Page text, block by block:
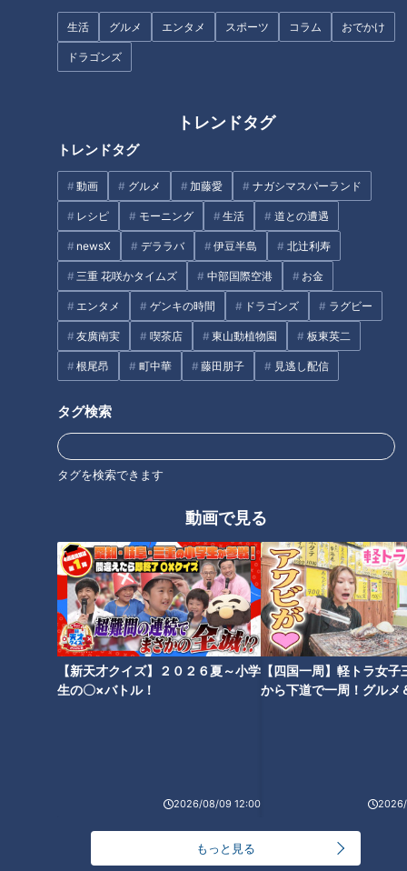
生活 グルメ エンタメ スポーツ コラム おでかけ
ドラゴンズ
トレンドタグ
トレンドタグ
動画 グルメ 加藤愛 ナガシマスパーランド
レシピ モーニング 生活 道との遭遇
newsX デララバ 伊豆半島 北辻利寿
三重 花咲かタイムズ 中部国際空港 お金
エンタメ ゲンキの時間 ドラゴンズ ラグビー
友廣南実 喫茶店 東山動植物園 板東英二
根尾昂 町中華 藤田朋子 見逃し配信
タグ検索
タグを検索できます
動画で見る
【新天才クイズ】２０２６夏～小学
生の〇×バトル！
2026/08/09 12:00
【四国一周】軽トラ女子
から下道で一周！グルメ
もっと見る
理不尽、不条理、そして無駄の
オンパレード！憲伸・井端が当
時を嘆く“高校野球謎の練習”
【切り抜きみてちょ】夏目アナ
ナ #古川アナ #沢アナ #おつま
み #コストコ
名古屋に今年オープンした焼肉
店対決！ 肉好き人気プロレスラ
ー棚橋弘至が勝手にジャッジ！
クラスの女子は『国宝』と呼
ぶ…進学校の強豪卓球部にいた
イケメン主将 歩くだけでザワつ
く
タグ
スポーツ 中日ドラゴンズ 吉見一起 小田幸平
川上吉見のWエース対談 川上憲伸
ランキング
RANKING
24時間 週間 月間